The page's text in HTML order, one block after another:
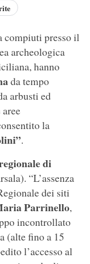
compiuti presso il
archeologica
hanno
da tempo
arbusti ed
la
.
di
“L’assenza
dei siti
Parrinello,
incontrollato
(alte fino a 15
l’accesso al